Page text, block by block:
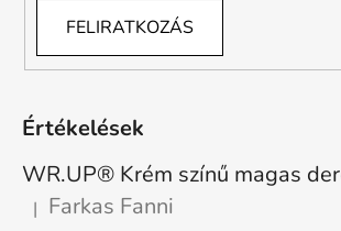
FELIRATKOZÁS
Értékelések
A termék értékelése 5-ből 5 csillag.
| Farkas Fanni